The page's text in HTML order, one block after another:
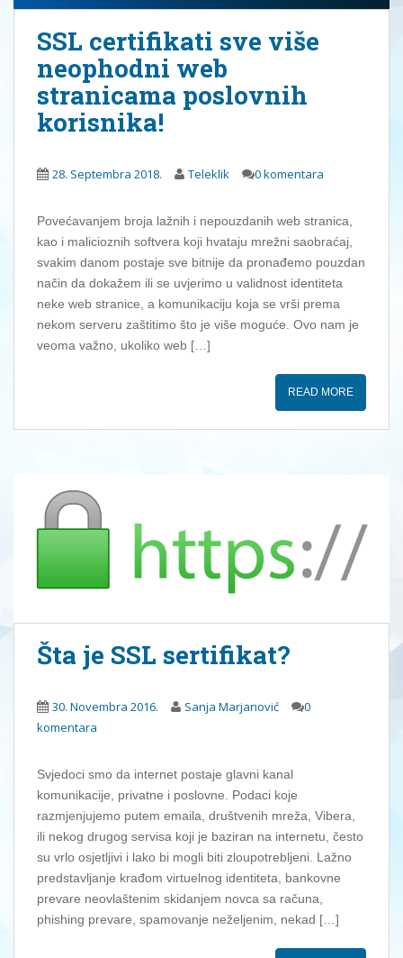
SSL certifikati sve više
neophodni web
stranicama poslovnih
korisnika!
28. Septembra 2018. Teleklik 0 komentara
Povećavanjem broja lažnih i nepouzdanih web stranica,
kao i malicioznih softvera koji hvataju mrežni saobraćaj,
svakim danom postaje sve bitnije da pronađemo pouzdan
način da dokažem ili se uvjerimo u validnost identiteta
neke web stranice, a komunikaciju koja se vrši prema
nekom serveru zaštitimo što je više moguće. Ovo nam je
veoma važno, ukoliko web […]
READ MORE
Šta je SSL sertifikat?
30. Novembra 2016. Sanja Marjanović
0
komentara
Svjedoci smo da internet postaje glavni kanal
komunikacije, privatne i poslovne. Podaci koje
razmjenjujemo putem emaila, društvenih mreža, Vibera,
ili nekog drugog servisa koji je baziran na internetu, često
su vrlo osjetljivi i lako bi mogli biti zloupotrebljeni. Lažno
predstavljanje krađom virtuelnog identiteta, bankovne
prevare neovlaštenim skidanjem novca sa računa,
phishing prevare, spamovanje neželjenim, nekad […]